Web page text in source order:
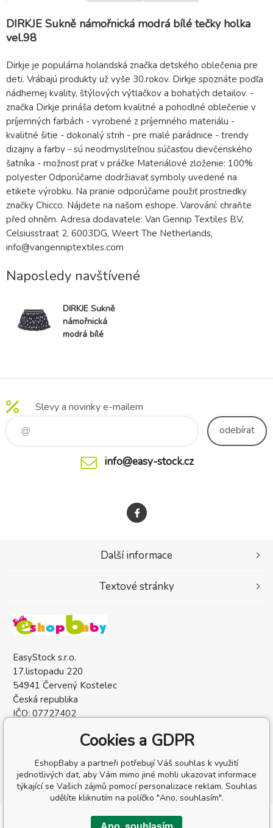
DIRKJE Sukně námořnická modrá bílé tečky holka
vel.98
Dirkje je populárna holandská značka detského oblečenia pre
deti. Vrábajú produkty už vyše 30.rokov. Dirkje spoznáte podľa
nádhernej kvality, štýlových výtlačkov a bohatých detailov. -
značka Dirkje prináša deťom kvalitné a pohodlné oblečenie v
príjemných farbách - vyrobené z príjemného materiálu -
kvalitné šitie - dokonalý strih - pre malé parádnice - trendy
dizajny a farby - sú neodmysliteľnou súčasťou dievčenského
šatníka - možnosť prať v práčke Materiálové zloženie: 100%
polyester Odporúčame dodržiavať symboly uvedené na
etikete výrobku. Na pranie odporúčame použiť prostriedky
značky Chicco. Nájdete na našom eshope. Varování: chraňte
před ohněm. Adresa dodavatele: Van Gennip Textiles BV,
Celsiusstraat 2, 6003DG, Weert The Netherlands,
info@vangenniptextiles.com
Naposledy navštívené
DIRKJE Sukně
námořnická
modrá bílé
Slevy a novinky e-mailem
odebírat
info@easy-stock.cz
EasyStock s.r.o.
17.listopadu 220
54941 Červený Kostelec
Česká republika
IČO: 07727402
Další informace
Textové stránky
Copyright © 2026 EasyStock s.r.o.
Cookies a GDPR
EshopBaby a partneři potřebují Váš souhlas k využití
jednotlivých dat, aby Vám mimo jiné mohli ukazovat informace
týkající se Vašich zájmů pomocí personalizace reklam. Souhlas
udělíte kliknutím na políčko "Ano, souhlasím".